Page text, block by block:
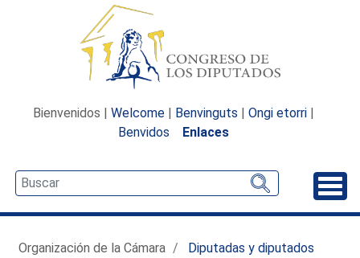
Bienvenidos | Welcome | Benvinguts | Ongi etorri |
Benvidos
Enlaces
Organización de la Cámara
Diputadas y diputados